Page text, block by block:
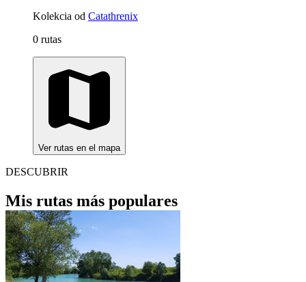
Kolekcia od Catathrenix
0 rutas
Ver rutas en el mapa
DESCUBRIR
Mis rutas más populares